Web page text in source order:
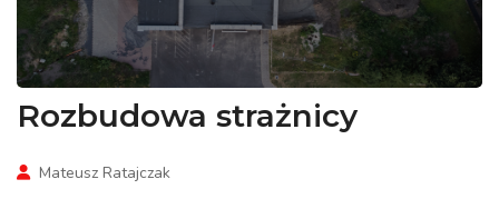
Rozbudowa strażnicy
Mateusz Ratajczak